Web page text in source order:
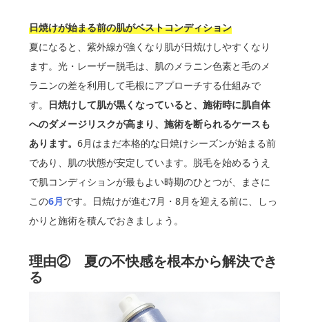
日焼けが始まる前の肌がベストコンディション
夏になると、紫外線が強くなり肌が日焼けしやすくなり
ます。光・レーザー脱毛は、肌のメラニン色素と毛のメ
ラニンの差を利用して毛根にアプローチする仕組みで
す。 日焼けして肌が黒くなっていると、施術時に肌自体
へのダメージリスクが高まり、施術を断られるケースも
あります。6月はまだ本格的な日焼けシーズンが始まる前
であり、肌の状態が安定しています。脱毛を始めるうえ
で肌コンディションが最もよい時期のひとつが、まさに
この6月です。日焼けが進む7月・8月を迎える前に、しっ
かりと施術を積んでおきましょう。
理由② 夏の不快感を根本から解決でき
る